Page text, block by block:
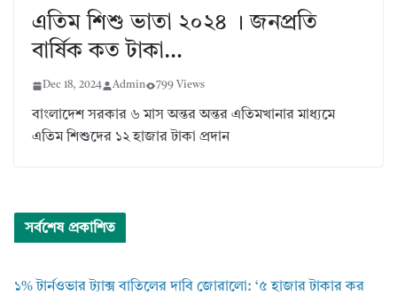
এতিম শিশু ভাতা ২০২৪ । জনপ্রতি
বার্ষিক কত টাকা…
Dec 18, 2024 Admin 799 Views
বাংলাদেশ সরকার ৬ মাস অন্তর অন্তর এতিমখানার মাধ্যমে
এতিম শিশুদের ১২ হাজার টাকা প্রদান
সর্বশেষ প্রকাশিত
১% টার্নওভার ট্যাক্স বাতিলের দাবি জোরালো: ‘৫ হাজার টাকার কর